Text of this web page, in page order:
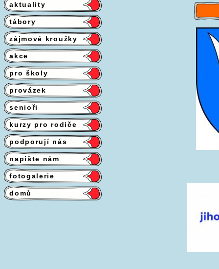
aktuality
tábory
zájmové kroužky
akce
pro školy
provázek
senioři
kurzy pro rodiče
podporují nás
napište nám
fotogalerie
domů